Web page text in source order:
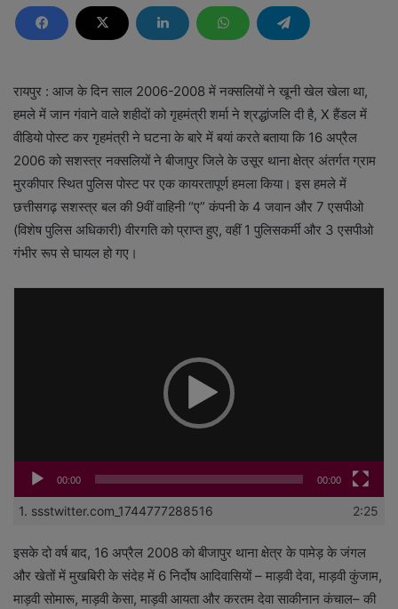
रायपुर : आज के दिन साल 2006-2008 में नक्सलियों ने खूनी खेल खेला था,
हमले में जान गंवाने वाले शहीदों को गृहमंत्री शर्मा ने श्रद्धांजलि दी है, X हैंडल में
वीडियो पोस्ट कर गृहमंत्री ने घटना के बारे में बयां करते बताया कि 16 अप्रैल
2006 को सशस्त्र नक्सलियों ने बीजापुर जिले के उसूर थाना क्षेत्र अंतर्गत ग्राम
मुरकीपार स्थित पुलिस पोस्ट पर एक कायरतापूर्ण हमला किया। इस हमले में
छत्तीसगढ़ सशस्त्र बल की 9वीं वाहिनी “ए” कंपनी के 4 जवान और 7 एसपीओ
(विशेष पुलिस अधिकारी) वीरगति को प्राप्त हुए, वहीं 1 पुलिसकर्मी और 3 एसपीओ
गंभीर रूप से घायल हो गए।
00:00 00:00
1. ssstwitter.com_1744777288516 2:25
इसके दो वर्ष बाद, 16 अप्रैल 2008 को बीजापुर थाना क्षेत्र के पामेड़ के जंगल
और खेतों में मुखबिरी के संदेह में 6 निर्दोष आदिवासियों – माड़वी देवा, माड़वी कुंजाम,
माड़वी सोमारू, माड़वी केसा, माड़वी आयता और करतम देवा साकीनान कंचाल– की